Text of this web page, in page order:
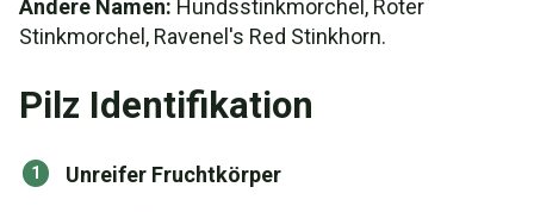
Andere Namen: Hundsstinkmorchel, Roter
Stinkmorchel, Ravenel's Red Stinkhorn.
Pilz Identifikation
Unreifer Fruchtkörper